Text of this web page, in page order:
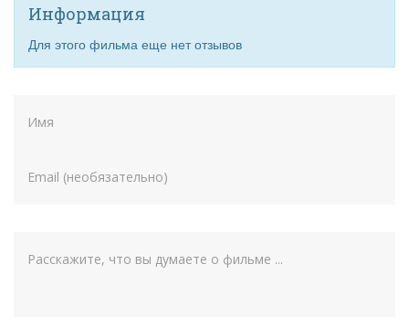
Информация
Для этого фильма еще нет отзывов